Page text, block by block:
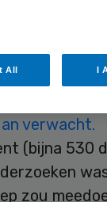
van
verwacht.
(bijna 530
zou
All I